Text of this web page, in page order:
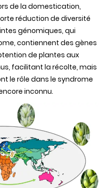
de la domestication,
réduction de diversité
génomiques, qui
contiennent des gènes
de plantes aux
facilitant la récolte, mais
le rôle dans le syndrome
inconnu.